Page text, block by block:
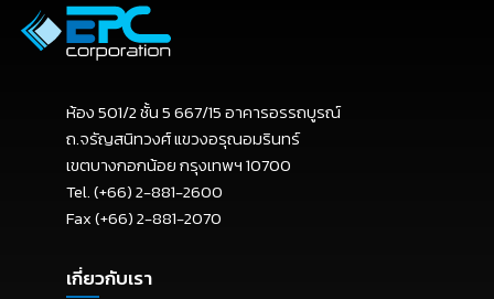
ห้อง 501/2 ชั้น 5 667/15 อาคารอรรถบูรณ์
ถ.จรัญสนิทวงศ์ แขวงอรุณอมรินทร์
เขตบางกอกน้อย กรุงเทพฯ 10700
Tel. (+66) 2-881-2600
Fax (+66) 2-881-2070
เกี่ยวกับเรา